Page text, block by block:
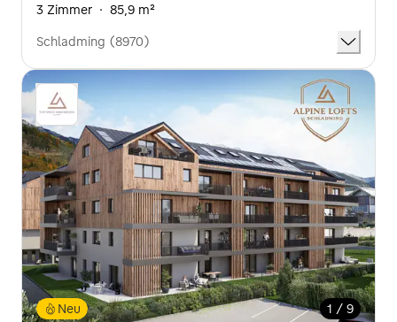
3 Zimmer · 85,9 m²
Schladming (8970)
1 / 9
Neu